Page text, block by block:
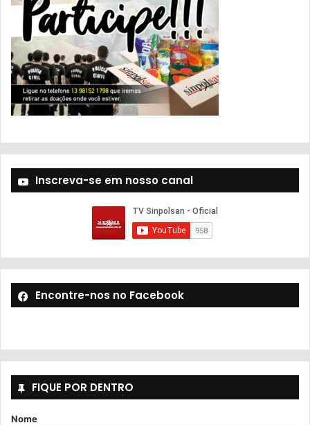
Inscreva-se em nosso canal
Encontre-nos no Facebook
FIQUE POR DENTRO
Nome